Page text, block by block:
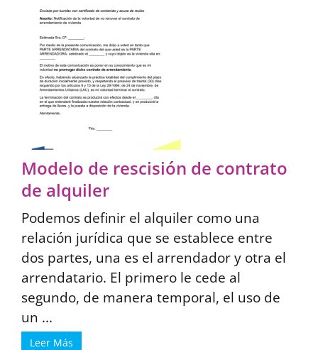
Modelo de rescisión de contrato
de alquiler
Podemos definir el alquiler como una
relación jurídica que se establece entre
dos partes, una es el arrendador y otra el
arrendatario. El primero le cede al
segundo, de manera temporal, el uso de
un ...
Leer Más